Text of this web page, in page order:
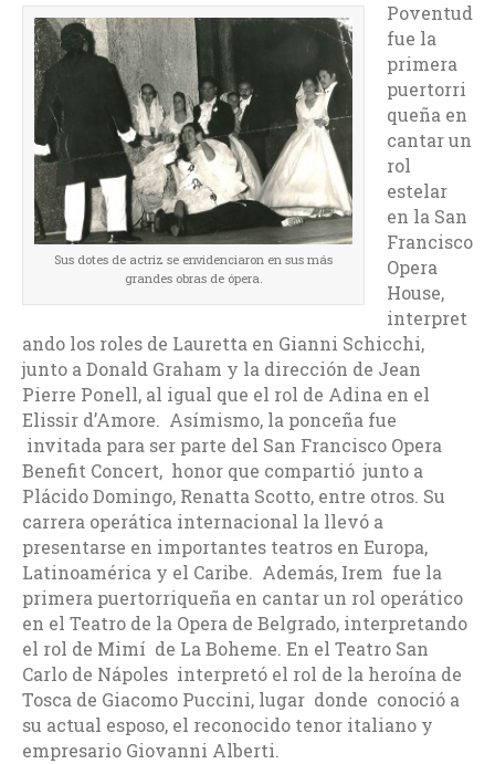
Sus dotes de actriz se envidenciaron en sus más
grandes obras de ópera.
Poventud
fue la
primera
puertorri
queña en
cantar un
rol
estelar
en la San
Francisco
Opera
House,
interpret
ando los roles de Lauretta en Gianni Schicchi,
junto a Donald Graham y la dirección de Jean
Pierre Ponell, al igual que el rol de Adina en el
Elissir d’Amore. Asímismo, la ponceña fue
invitada para ser parte del San Francisco Opera
Benefit Concert, honor que compartió junto a
Plácido Domingo, Renatta Scotto, entre otros. Su
carrera operática internacional la llevó a
presentarse en importantes teatros en Europa,
Latinoamérica y el Caribe. Además, Irem fue la
primera puertorriqueña en cantar un rol operático
en el Teatro de la Opera de Belgrado, interpretando
el rol de Mimí de La Boheme. En el Teatro San
Carlo de Nápoles interpretó el rol de la heroína de
Tosca de Giacomo Puccini, lugar donde conoció a
su actual esposo, el reconocido tenor italiano y
empresario Giovanni Alberti.